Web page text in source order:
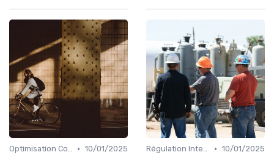
Optimisation Coûts • 10/01/2025
Régulation Internationale • 10/01/2025